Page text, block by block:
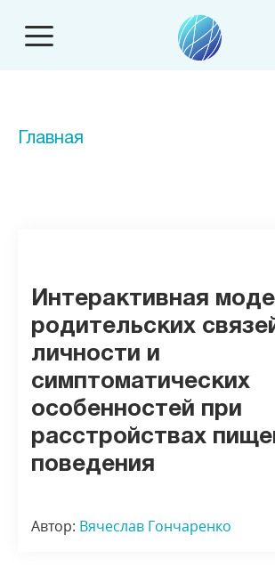
Главная
Интерактивная
родительских
личности и
симптоматических
особенностей при
расстройствах
поведения
Автор: Вячеслав Гончаренко